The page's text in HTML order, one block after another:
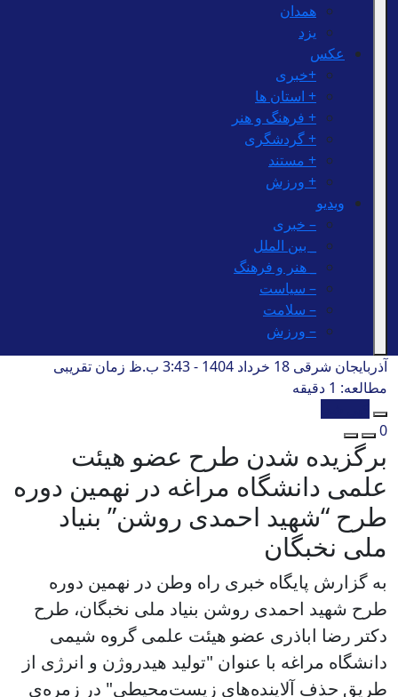
همدان
یزد
عکس
+خبری
+ استان ها
+ فرهنگ و هنر
+ گردشگری
+ مستند
+ ورزش
ویدیو
– خبری
_ بین الملل
_ هنر و فرهنگ
– سیاست
– سلامت
– ورزش
آذربایجان شرقی 18 خرداد 1404 - 3:43 ب.ظ
زمان تقریبی
مطالعه: 1 دقیقه
0
برگزیده شدن طرح عضو هیئت
علمی دانشگاه مراغه در نهمین دوره
طرح “شهید احمدی روشن” بنیاد
ملی نخبگان
به گزارش پایگاه خبری راه وطن در نهمین دوره
طرح شهید احمدی روشن بنیاد ملی نخبگان، طرح
دکتر رضا اباذری عضو هیئت علمی گروه شیمی
دانشگاه مراغه با عنوان "تولید هیدروژن و انرژی از
طریق حذف آلاینده‌های زیست‌محیطی" در زمره‌ی